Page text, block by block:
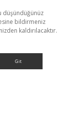
düşündüğünüz
bildirmeniz
kaldırılacaktır.